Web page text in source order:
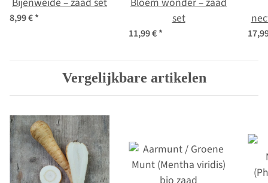
8,99 €*
set
11,99 €*
Vergelijkbare artikelen